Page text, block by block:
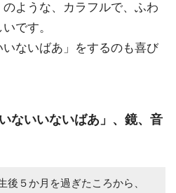
ような、
カラフルで、ふわ
です。
ないばあ」をするのも喜び
ないいないばあ」、鏡、音
後５か月を過ぎたころから、